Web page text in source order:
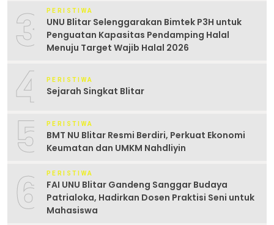
3 PERISTIWA
UNU Blitar Selenggarakan Bimtek P3H untuk
Penguatan Kapasitas Pendamping Halal
Menuju Target Wajib Halal 2026
4 PERISTIWA
Sejarah Singkat Blitar
5 PERISTIWA
BMT NU Blitar Resmi Berdiri, Perkuat Ekonomi
Keumatan dan UMKM Nahdliyin
6 PERISTIWA
FAI UNU Blitar Gandeng Sanggar Budaya
Patrialoka, Hadirkan Dosen Praktisi Seni untuk
Mahasiswa